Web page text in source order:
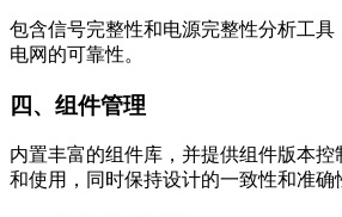
包含信号完整性和电源完整性分析工具
电网的可靠性。
四、组件管理
内置丰富的组件库，并提供组件版本控制
和使用，同时保持设计的一致性和准确性